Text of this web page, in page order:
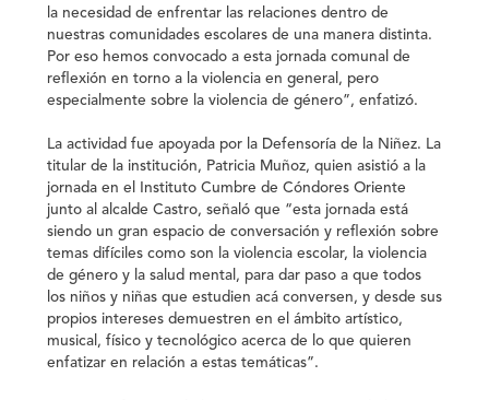
la necesidad de enfrentar las relaciones dentro de
nuestras comunidades escolares de una manera distinta.
Por eso hemos convocado a esta jornada comunal de
reflexión en torno a la violencia en general, pero
especialmente sobre la violencia de género”, enfatizó.
La actividad fue apoyada por la Defensoría de la Niñez. La
titular de la institución, Patricia Muñoz, quien asistió a la
jornada en el Instituto Cumbre de Cóndores Oriente
junto al alcalde Castro, señaló que “esta jornada está
siendo un gran espacio de conversación y reflexión sobre
temas difíciles como son la violencia escolar, la violencia
de género y la salud mental, para dar paso a que todos
los niños y niñas que estudien acá conversen, y desde sus
propios intereses demuestren en el ámbito artístico,
musical, físico y tecnológico acerca de lo que quieren
enfatizar en relación a estas temáticas”.